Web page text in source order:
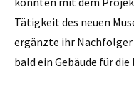
Tätigkeit des neuen
ergänzte ihr Nachfolger
bald ein Gebäude für